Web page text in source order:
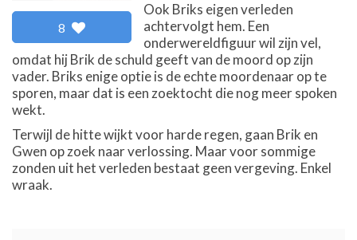
8
Ook Briks eigen verleden
achtervolgt hem. Een
onderwereldfiguur wil zijn vel,
omdat hij Brik de schuld geeft van de moord op zijn
vader. Briks enige optie is de echte moordenaar op te
sporen, maar dat is een zoektocht die nog meer spoken
wekt.
Terwijl de hitte wijkt voor harde regen, gaan Brik en
Gwen op zoek naar verlossing. Maar voor sommige
zonden uit het verleden bestaat geen vergeving. Enkel
wraak.